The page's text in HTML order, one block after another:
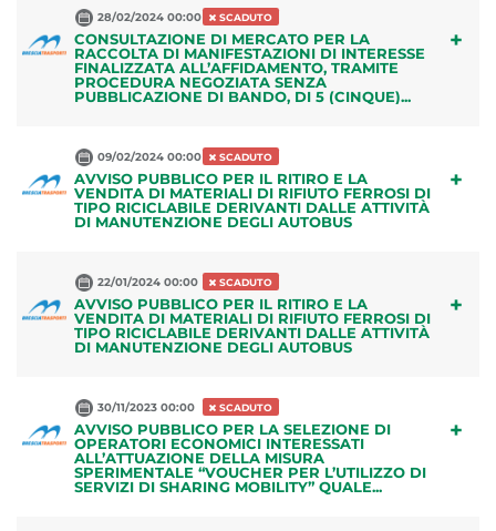
28/02/2024 00:00 SCADUTO
CONSULTAZIONE DI MERCATO PER LA
RACCOLTA DI MANIFESTAZIONI DI INTERESSE
FINALIZZATA ALL’AFFIDAMENTO, TRAMITE
PROCEDURA NEGOZIATA SENZA
PUBBLICAZIONE DI BANDO, DI 5 (CINQUE)...
+
09/02/2024 00:00 SCADUTO
AVVISO PUBBLICO PER IL RITIRO E LA
VENDITA DI MATERIALI DI RIFIUTO FERROSI DI
TIPO RICICLABILE DERIVANTI DALLE ATTIVITÀ
DI MANUTENZIONE DEGLI AUTOBUS
+
22/01/2024 00:00 SCADUTO
AVVISO PUBBLICO PER IL RITIRO E LA
VENDITA DI MATERIALI DI RIFIUTO FERROSI DI
TIPO RICICLABILE DERIVANTI DALLE ATTIVITÀ
DI MANUTENZIONE DEGLI AUTOBUS
+
30/11/2023 00:00 SCADUTO
AVVISO PUBBLICO PER LA SELEZIONE DI
OPERATORI ECONOMICI INTERESSATI
ALL’ATTUAZIONE DELLA MISURA
SPERIMENTALE “VOUCHER PER L’UTILIZZO DI
SERVIZI DI SHARING MOBILITY” QUALE...
+